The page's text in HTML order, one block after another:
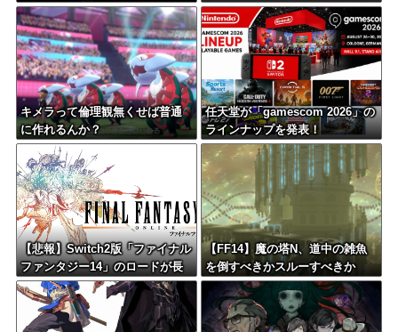
0円です！」←これでメガドラが
負けた理由
キメラって倫理観無くせば普通
に作れるんか？
任天堂が「gamescom 2026」の
ラインナップを発表！
【悲報】Switch2版「ファイナル
ファンタジー14」のロードが長
いのは不具合
【FF14】魔の塔N、道中の雑魚
を倒すべきかスルーすべきか